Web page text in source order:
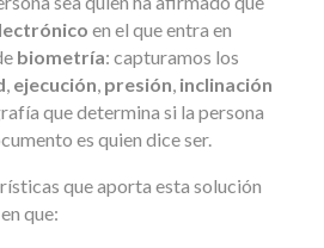
en el que entra en
biometría: capturamos los
, ejecución, presión, inclinación
que determina si la persona
es quien dice ser.
que aporta esta solución
que: